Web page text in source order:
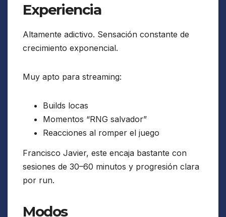
Experiencia
Altamente adictivo. Sensación constante de
crecimiento exponencial.
Muy apto para streaming:
Builds locas
Momentos “RNG salvador”
Reacciones al romper el juego
Francisco Javier, este encaja bastante con
sesiones de 30–60 minutos y progresión clara
por run.
Modos